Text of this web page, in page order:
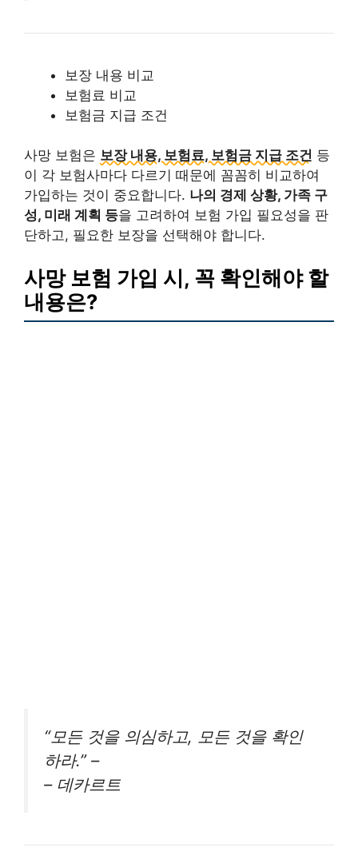
보장 내용 비교
보험료 비교
보험금 지급 조건
사망 보험은 보장 내용, 보험료, 보험금 지급 조건 등
이 각 보험사마다 다르기 때문에 꼼꼼히 비교하여
가입하는 것이 중요합니다. 나의 경제 상황, 가족 구
성, 미래 계획 등을 고려하여 보험 가입 필요성을 판
단하고, 필요한 보장을 선택해야 합니다.
사망 보험 가입 시, 꼭 확인해야 할
내용은?
“모든 것을 의심하고, 모든 것을 확인
하라.” –
– 데카르트